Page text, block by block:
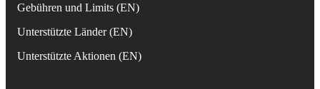
Gebühren und Limits (EN)
Unterstützte Länder (EN)
Unterstützte Aktionen (EN)